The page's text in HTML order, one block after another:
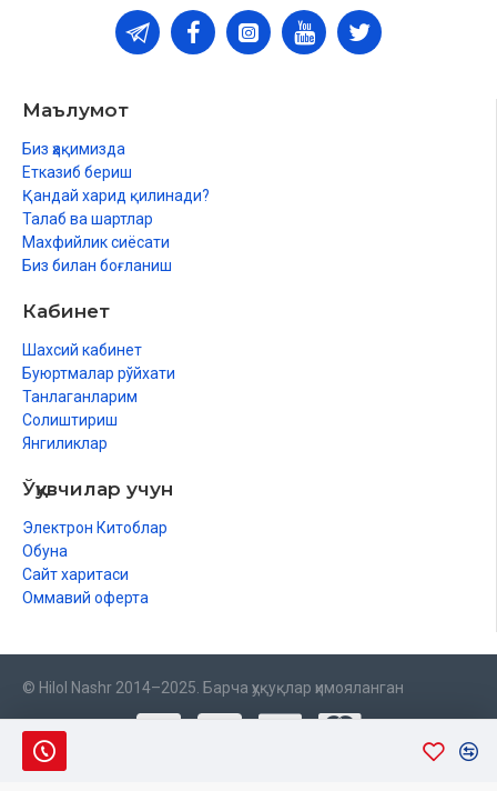
Маълумот
Биз ҳақимизда
Етказиб бериш
Қандай харид қилинади?
Талаб ва шартлар
Махфийлик сиёсати
Биз билан боғланиш
Кабинет
Шахсий кабинет
Буюртмалар рўйхати
Танлаганларим
Солиштириш
Янгиликлар
Ўқувчилар учун
Электрон Китоблар
Обуна
Сайт харитаси
Оммавий оферта
© Hilol Nashr 2014–2025. Барча ҳуқуқлар ҳимояланган